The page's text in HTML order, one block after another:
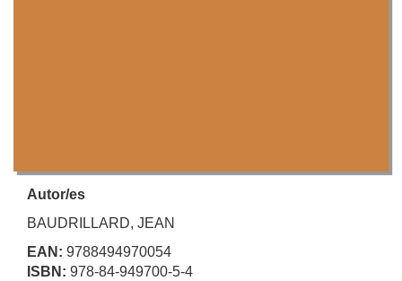
Autor/es
BAUDRILLARD, JEAN
EAN: 9788494970054
ISBN: 978-84-949700-5-4